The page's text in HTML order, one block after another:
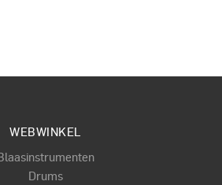
WEBWINKEL
Drums